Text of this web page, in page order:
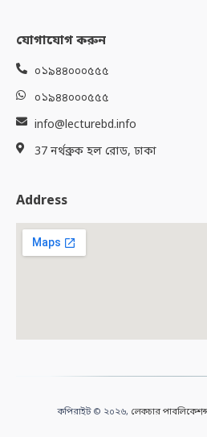
যোগাযোগ করুন
০১৯৪৪০০০৫৫৫
০১৯৪৪০০০৫৫৫
info@lecturebd.info
37 নর্থব্রুক হল রোড, ঢাকা
Address
কপিরাইট © ২০২৬, লেকচার